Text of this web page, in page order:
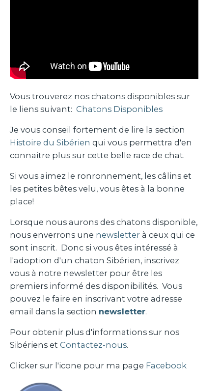
Vous trouverez nos chatons disponibles sur
le liens suivant: Chatons Disponibles
Je vous conseil fortement de lire la section
Histoire du Sibérien qui vous permettra d'en
connaitre plus sur cette belle race de chat.
Si vous aimez le ronronnement, les câlins et
les petites bêtes velu, vous êtes à la bonne
place!
Lorsque nous aurons des chatons disponible,
nous enverrons une newsletter à ceux qui ce
sont inscrit. Donc si vous êtes intéressé à
l'adoption d'un chaton Sibérien, inscrivez
vous à notre newsletter pour être les
premiers informé des disponibilités. Vous
pouvez le faire en inscrivant votre adresse
email dans la section newsletter.
Pour obtenir plus d'informations sur nos
Sibériens et Contactez-nous.
Clicker sur l'icone pour ma page Facebook